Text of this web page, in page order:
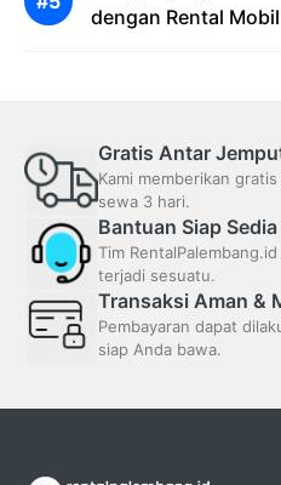
dengan Rental
Gratis Antar
Kami memberikan
sewa 3 hari.
Bantuan Siap Sedia
Tim
terjadi sesuatu.
Transaksi Aman &
Pembayaran dapat
siap Anda bawa.